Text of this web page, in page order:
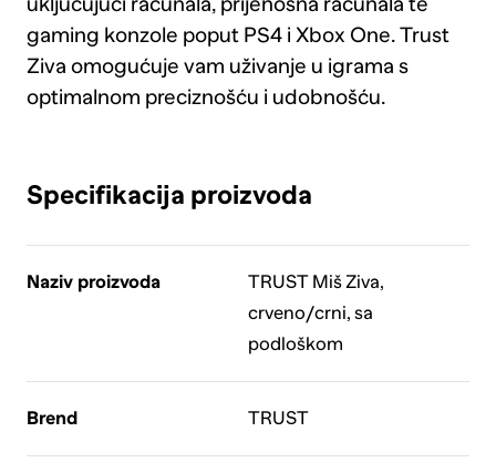
gaming konzole poput PS4 i Xbox One. Trust
Ziva omogućuje vam uživanje u igrama s
optimalnom preciznošću i udobnošću.
Specifikacija proizvoda
Naziv proizvoda
TRUST Miš Ziva,
crveno/crni, sa
podloškom
Brend TRUST